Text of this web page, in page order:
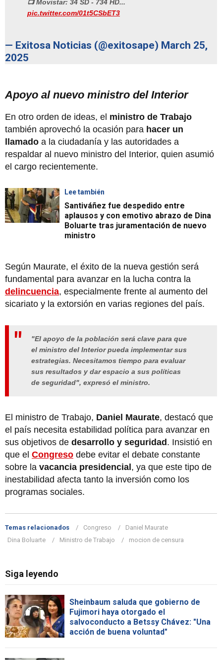
📺 Movistar: 34 SD - 734 HD...
pic.twitter.com/01t5CSbET3
— Exitosa Noticias (@exitosape) March 25,
2025
Apoyo al nuevo ministro del Interior
En otro orden de ideas, el ministro de Trabajo
también aprovechó la ocasión para hacer un
llamado a la ciudadanía y las autoridades a
respaldar al nuevo ministro del Interior, quien asumió
el cargo recientemente.
Lee también
Santiváñez fue despedido entre
aplausos y con emotivo abrazo de Dina
Boluarte tras juramentación de nuevo
ministro
Según Maurate, el éxito de la nueva gestión será
fundamental para avanzar en la lucha contra la
delincuencia, especialmente frente al aumento del
sicariato y la extorsión en varias regiones del país.
"El apoyo de la población será clave para que
el ministro del Interior pueda implementar sus
estrategias. Necesitamos tiempo para evaluar
sus resultados y dar espacio a sus políticas
de seguridad", expresó el ministro.
El ministro de Trabajo, Daniel Maurate, destacó que
el país necesita estabilidad política para avanzar en
sus objetivos de desarrollo y seguridad . Insistió en
que el Congreso debe evitar el debate constante
sobre la vacancia presidencial , ya que este tipo de
inestabilidad afecta tanto la inversión como los
programas sociales.
Temas relacionados Congreso
Daniel Maurate
Dina Boluarte
Ministro de Trabajo mocion de censura
Siga leyendo
Sheinbaum saluda que gobierno de
Fujimori haya otorgado el
salvoconducto a Betssy Chávez: "Una
acción de buena voluntad"